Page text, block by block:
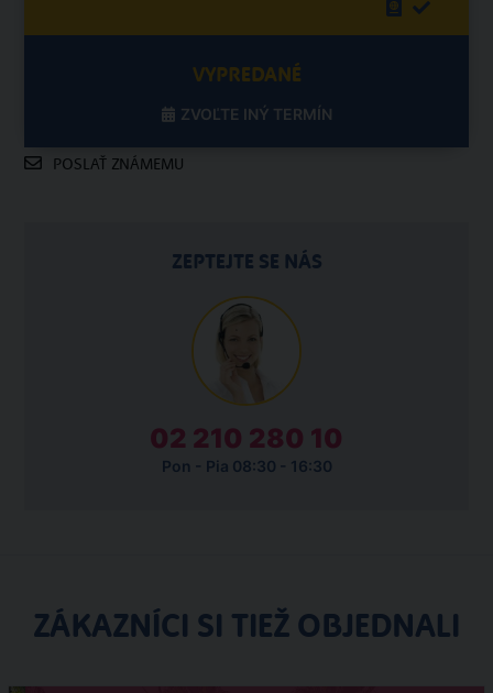
VYPREDANÉ
ZVOĽTE INÝ TERMÍN
POSLAŤ ZNÁMEMU
ZEPTEJTE SE NÁS
02 210 280 10
Pon - Pia 08:30 - 16:30
ZÁKAZNÍCI SI TIEŽ OBJEDNALI